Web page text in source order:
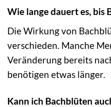
Wie lange dauert es, bis
Die Wirkung von
verschieden. Manche
Veränderung bereits
benötigen etwas länger.
Kann ich Bachblüten